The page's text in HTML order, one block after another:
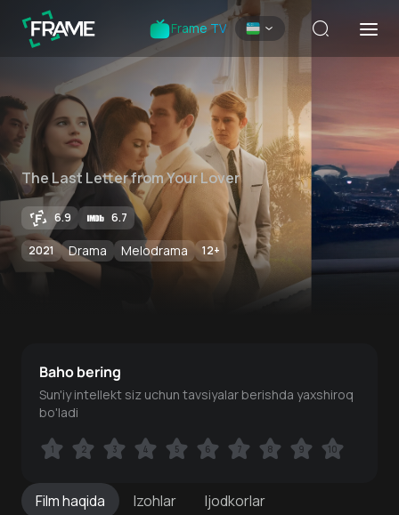
Frame TV
The Last Letter from Your Lover
6.9 6.7
2021 Drama Melodrama 12+
Filmhaqida Izohlar Ijodkorlar
Baho bering
Sun'iy intellekt siz uchun tavsiyalar berishda yaxshiroq
bo'ladi
1 2 3 4 5 6 7 8 9 10
1 2 3 4 5 6 7 8 9 10